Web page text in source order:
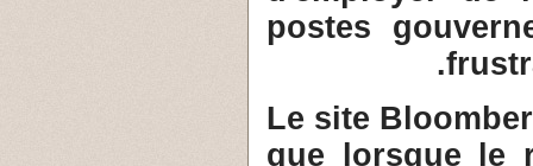
postes
3- Le site
que lorsque le